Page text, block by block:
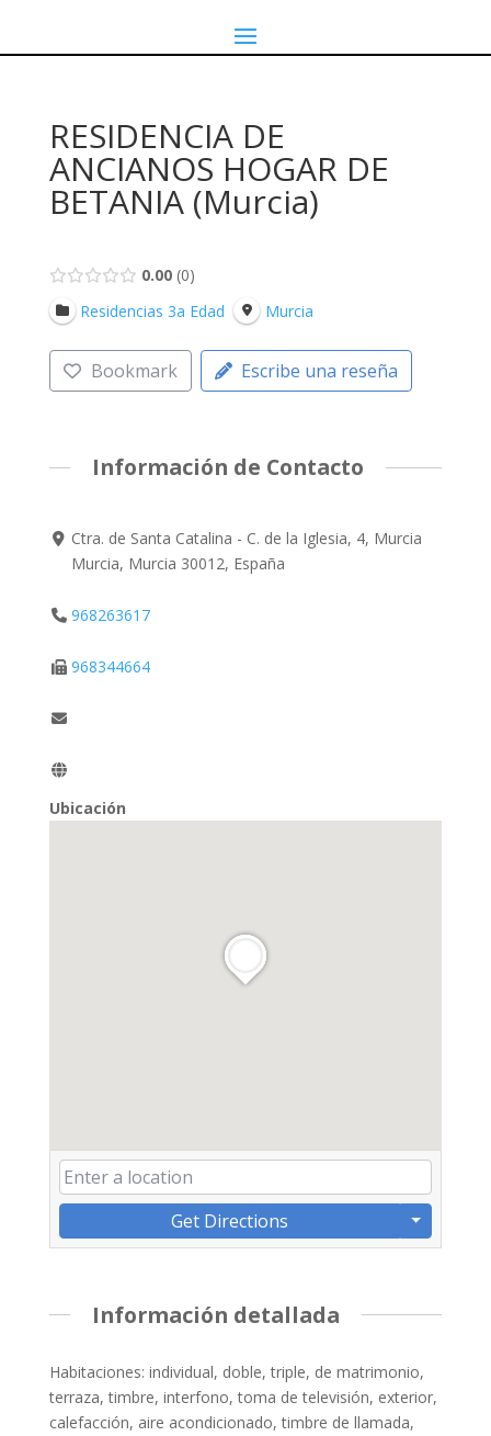
RESIDENCIA DE
ANCIANOS HOGAR DE
BETANIA (Murcia)
0.00 0
Residencias 3a Edad
Murcia
Bookmark Escribe una reseña
Información de Contacto
Ctra. de Santa Catalina - C. de la Iglesia, 4, Murcia
Murcia, Murcia 30012, España
968263617
968344664
Ubicación
Get Directions
Información detallada
Habitaciones: individual, doble, triple, de matrimonio,
terraza, timbre, interfono, toma de televisión, exterior,
calefacción, aire acondicionado, timbre de llamada,